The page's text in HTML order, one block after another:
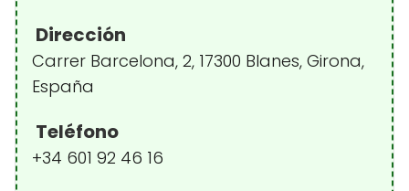
Dirección
Carrer Barcelona, 2, 17300 Blanes, Girona,
España
Teléfono
+34 601 92 46 16